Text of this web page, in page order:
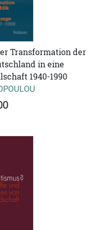
Transformation der
in eine
1940-1990